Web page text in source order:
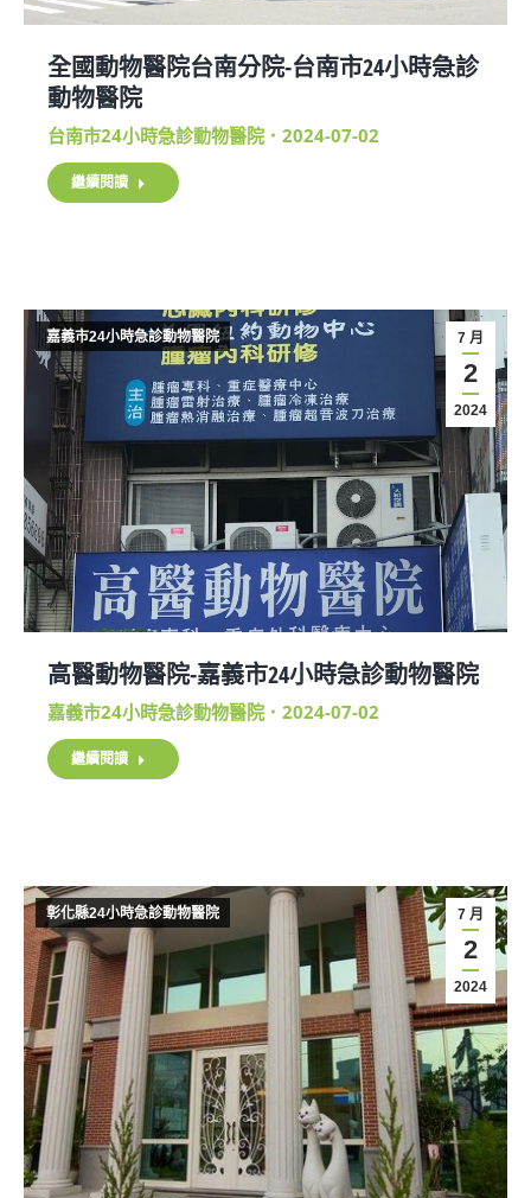
全國動物醫院台南分院-台南市24小時急診
動物醫院
台南市24小時急診動物醫院 2024-07-02
繼續閱讀
7 月
2
2024
嘉義市24小時急診動物醫院
高醫動物醫院-嘉義市24小時急診動物醫院
嘉義市24小時急診動物醫院 2024-07-02
繼續閱讀
7 月
2
2024
彰化縣24小時急診動物醫院